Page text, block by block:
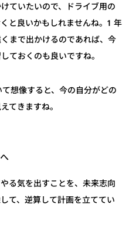
ていたいので、ドライブ用の
と良いかもしれませんね。1 年
まで出かけるのであれば、今
ておくのも良いですね。
想像すると、今の自分がどの
てきますね。
る気を出すことを、未来志向
て、逆算して計画を立ててい